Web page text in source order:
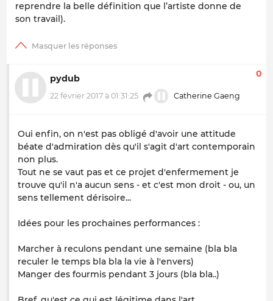
reprendre la belle définition que l’artiste donne de
son travail).
pydub
22 février 2017 à 01:31:25 Catherine Gaeng
0
Oui enfin, on n'est pas obligé d'avoir une attitude
béate d'admiration dès qu'il s'agit d'art contemporain
non plus.
Tout ne se vaut pas et ce projet d'enfermement je
trouve qu'il n'a aucun sens - et c'est mon droit - ou, un
sens tellement dérisoire...
Idées pour les prochaines performances :
Marcher à reculons pendant une semaine (bla bla
reculer le temps bla bla la vie à l'envers)
Manger des fourmis pendant 3 jours (bla bla..)